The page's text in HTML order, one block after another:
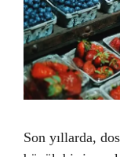
Son yıllarda,